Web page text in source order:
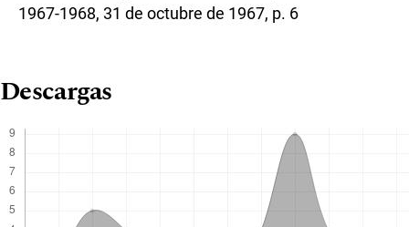
1967-1968, 31 de octubre de 1967, p. 6
Descargas